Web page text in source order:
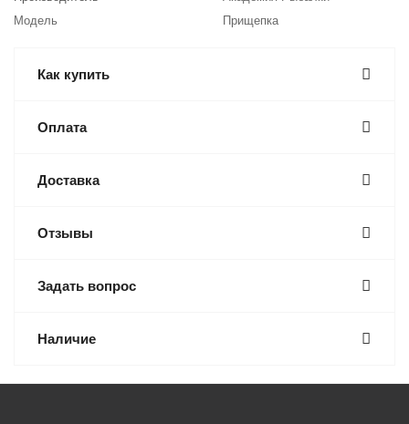
Модель
Прищепка
Как купить
Оплата
Доставка
Отзывы
Задать вопрос
Наличие